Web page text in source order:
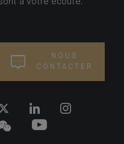
à votre écoute.
NOUS
CONTACTER